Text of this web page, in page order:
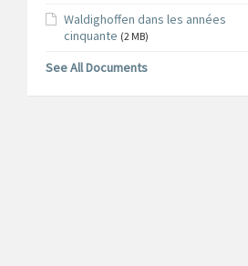
Waldighoffen dans les années
cinquante (2 MB)
See All Documents